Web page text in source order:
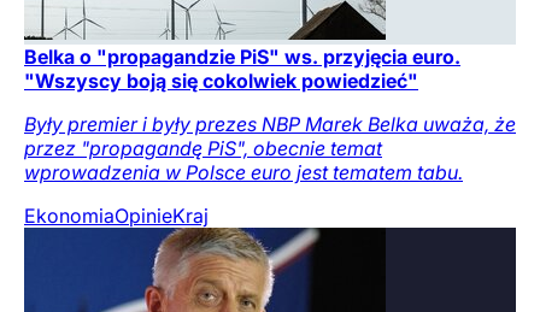
Belka o "propagandzie PiS" ws. przyjęcia euro.
"Wszyscy boją się cokolwiek powiedzieć"
Były premier i były prezes NBP Marek Belka uważa, że
przez "propagandę PiS", obecnie temat
wprowadzenia w Polsce euro jest tematem tabu.
EkonomiaOpinieKraj